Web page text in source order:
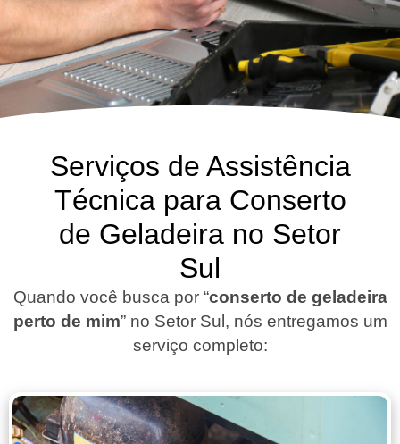
Serviços de Assistência
Técnica para Conserto
de Geladeira no Setor
Sul
Quando você busca por “conserto de geladeira
perto de mim” no Setor Sul, nós entregamos um
serviço completo: